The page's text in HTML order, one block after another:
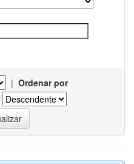
| Ordenar por